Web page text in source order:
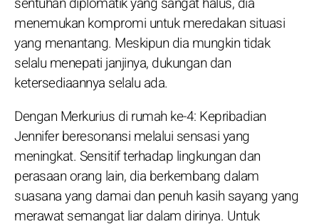
menemukan kompromi untuk meredakan situasi
yang menantang. Meskipun dia mungkin tidak
selalu menepati janjinya, dukungan dan
ketersediaannya selalu ada.
Dengan Merkurius di rumah ke-4: Kepribadian
Jennifer beresonansi melalui sensasi yang
meningkat. Sensitif terhadap lingkungan dan
perasaan orang lain, dia berkembang dalam
suasana yang damai dan penuh kasih sayang yang
merawat semangat liar dalam dirinya. Untuk